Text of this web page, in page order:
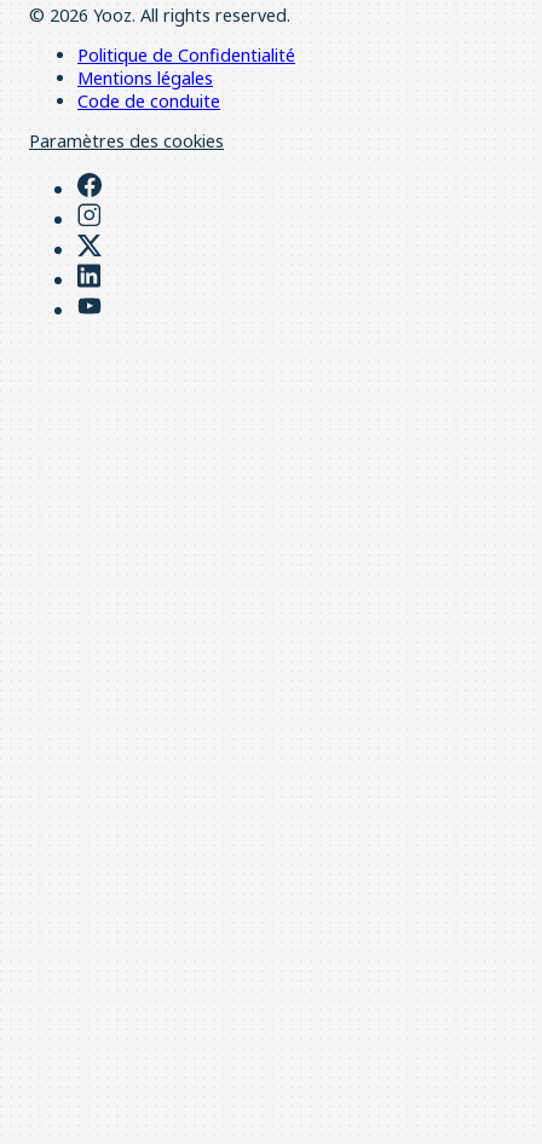
© 2026 Yooz. All rights reserved.
Politique de Confidentialité
Mentions légales
Code de conduite
Paramètres des cookies